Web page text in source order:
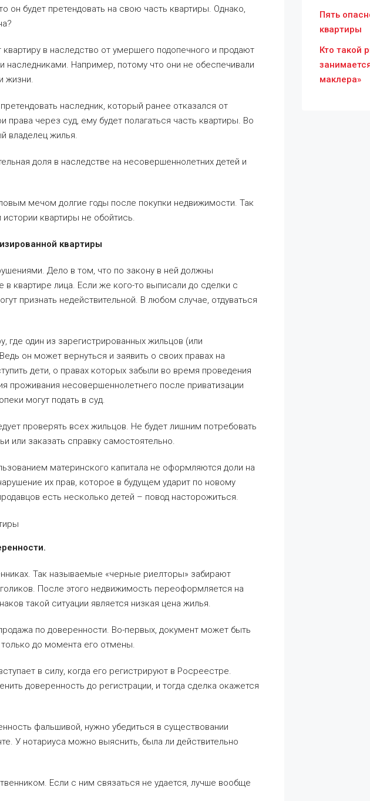
он будет претендовать на свою часть квартиры. Однако,
в наследство от умершего подопечного и продают
Например, потому что они не обеспечивали
жизни.
наследник, который ранее отказался от
права через суд, ему будет полагаться часть квартиры. Во
владелец жилья.
доля в наследстве на несовершеннолетних детей и
мечом долгие годы после покупки недвижимости. Так
квартиры не обойтись.
квартиры
Дело в том, что по закону в ней должны
в квартире лица. Если же кого-то выписали до сделки с
признать недействительной. В любом случае, отдуваться
где один из зарегистрированных жильцов (или
он может вернуться и заявить о своих правах на
дети, о правах которых забыли во время проведения
проживания несовершеннолетнего после приватизации
могут подать в суд.
проверять всех жильцов. Не будет лишним потребовать
или заказать справку самостоятельно.
материнского капитала не оформляются доли на
их прав, которое в будущем ударит по новому
есть несколько детей – повод насторожиться.
Так называемые «черные риелторы» забирают
После этого недвижимость переоформляется на
такой ситуации является низкая цена жилья.
по доверенности. Во-первых, документ может быть
до момента его отмены.
в силу, когда его регистрируют в Росреестре.
доверенность до регистрации, и тогда сделка окажется
фальшивой, нужно убедиться в существовании
У нотариуса можно выяснить, была ли действительно
Если с ним связаться не удается, лучше вообще
Пять
квартиры
Кто такой
маклера»